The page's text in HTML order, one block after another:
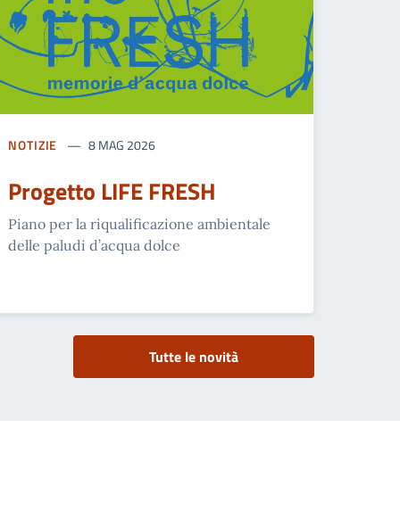
NOTIZIE 8 MAG 2026
Progetto LIFE FRESH
Piano per la riqualificazione ambientale
delle paludi d’acqua dolce
Tutte le novità